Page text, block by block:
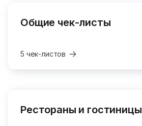
Общие чек-листы
5 чек-листов
Рестораны и гостиницы